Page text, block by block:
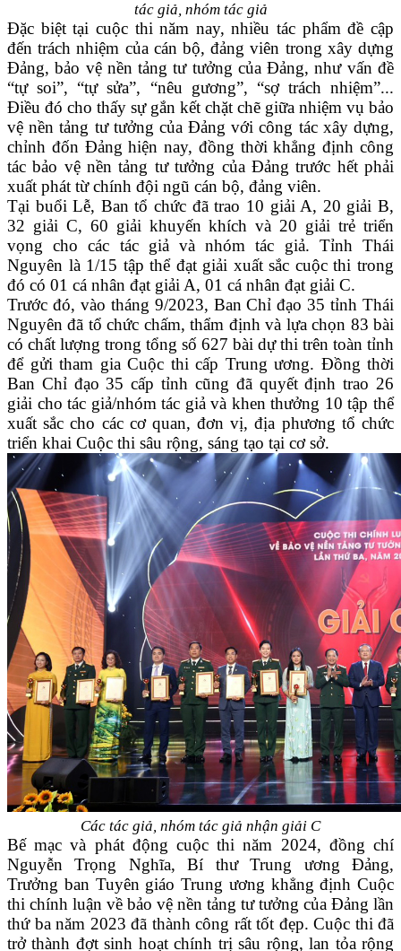
tác giả, nhóm tác giả
Đặc biệt tại cuộc thi năm nay, nhiều tác phẩm đề cập
đến trách nhiệm của cán bộ, đảng viên trong xây dựng
Đảng, bảo vệ nền tảng tư tưởng của Đảng, như vấn đề
“tự soi”, “tự sửa”, “nêu gương”, “sợ trách nhiệm”...
Điều đó cho thấy sự gắn kết chặt chẽ giữa nhiệm vụ bảo
vệ nền tảng tư tưởng của Đảng với công tác xây dựng,
chỉnh đốn Đảng hiện nay, đồng thời khẳng định công
tác bảo vệ nền tảng tư tưởng của Đảng trước hết phải
xuất phát từ chính đội ngũ cán bộ, đảng viên.
Tại buổi Lễ, Ban tổ chức đã trao 10 giải A, 20 giải B,
32 giải C, 60 giải khuyến khích và 20 giải trẻ triển
vọng cho các tác giả và nhóm tác giả. Tỉnh Thái
Nguyên là 1/15 tập thể đạt giải xuất sắc cuộc thi trong
đó có 01 cá nhân đạt giải A, 01 cá nhân đạt giải C.
Trước đó, vào tháng 9/2023, Ban Chỉ đạo 35 tỉnh Thái
Nguyên đã tổ chức chấm, thẩm định và lựa chọn 83 bài
có chất lượng trong tổng số 627 bài dự thi trên toàn tỉnh
để gửi tham gia Cuộc thi cấp Trung ương. Đồng thời
Ban Chỉ đạo 35 cấp tỉnh cũng đã quyết định trao 26
giải cho tác giả/nhóm tác giả và khen thưởng 10 tập thể
xuất sắc cho các cơ quan, đơn vị, địa phương tổ chức
triển khai Cuộc thi sâu rộng, sáng tạo tại cơ sở.
Các tác giả, nhóm tác giả nhận giải C
Bế mạc và phát động cuộc thi năm 2024, đồng chí
Nguyễn Trọng Nghĩa, Bí thư Trung ương Đảng,
Trưởng ban Tuyên giáo Trung ương khẳng định Cuộc
thi chính luận về bảo vệ nền tảng tư tưởng của Đảng lần
thứ ba năm 2023 đã thành công rất tốt đẹp. Cuộc thi đã
trở thành đợt sinh hoạt chính trị sâu rộng, lan tỏa rộng